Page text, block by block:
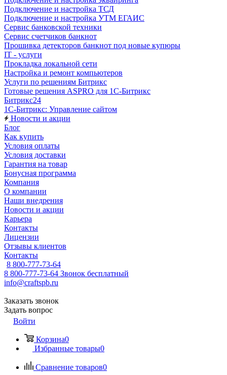
Подключение и настройка ТСД
Подключение и настройка УТМ ЕГАИС
Сервис банковской техники
Сервис счетчиков банкнот
Прошивка детекторов банкнот под новые купюры
IT - услуги
Прокладка локальной сети
Настройка и ремонт компьютеров
Услуги по решениям Битрикс
Готовые решения ASPRO для 1С-Битрикс
Битрикс24
1С-Битрикс: Управление сайтом
Новости и акции
Блог
Как купить
Условия оплаты
Условия доставки
Гарантия на товар
Бонусная программа
Компания
О компании
Наши внедрения
Новости и акции
Карьера
Контакты
Лицензии
Отзывы клиентов
Контакты
8 800-777-73-64
8 800-777-73-64 Звонок бесплатный
info@craftspb.ru
Заказать звонок
Задать вопрос
Войти
Корзина0
Избранные товары0
Сравнение товаров0